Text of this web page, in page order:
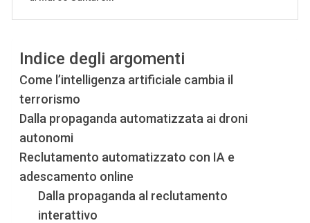
Indice degli argomenti
Come l’intelligenza artificiale cambia il
terrorismo
Dalla propaganda automatizzata ai droni
autonomi
Reclutamento automatizzato con IA e
adescamento online
Dalla propaganda al reclutamento
interattivo